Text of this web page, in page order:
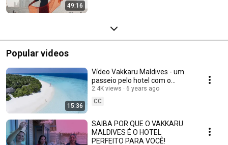
49:16
Popular videos
15:36
Vídeo Vakkaru Maldives - um
passeio pelo hotel com o
Buddy!
2.4K views
6 years ago
CC
SAIBA POR QUE O VAKKARU
MALDIVES É O HOTEL
PERFEITO PARA VOCÊ!